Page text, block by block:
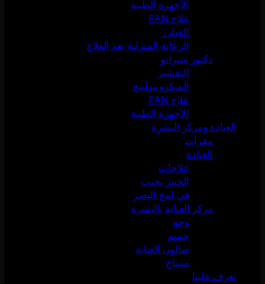
الأجهزة الطبية
علاج PAN
الفيلرز
الرعاية المنزلية بعد العلاج
دكتور سيرانو
التقشير
الميكرونيدلينج
علاج PAN
الأجهزة الطبية
العيادة ومركز البشرة
مقرات
العيادة
علاجات
الخبير يجيب
في لمح البصر
مركز العناية بالبشرة
وجه
جسم
صالون العناية
مساج
تعرف علينا